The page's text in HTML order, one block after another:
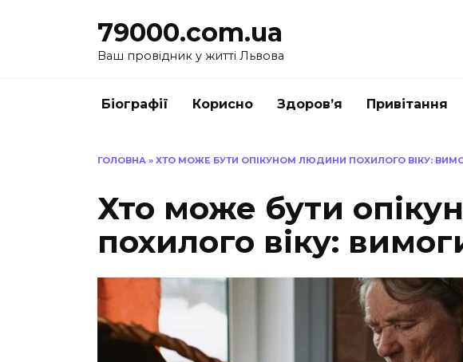
79000.com.ua
Ваш провідник у житті Львова
Біографії Корисно Здоров’я Привітання
ГОЛОВНА » ХТО МОЖЕ БУТИ ОПІКУНОМ ЛЮДИНИ ПОХИЛОГО ВІКУ:
Хто може бути
похилого віку: